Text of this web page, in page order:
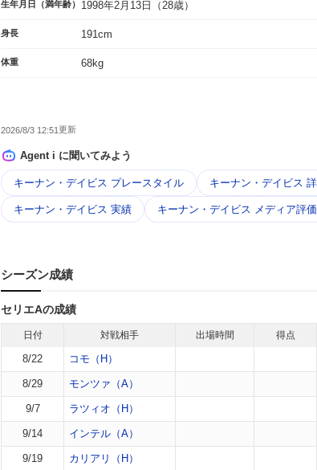
生年月日（満年齢） 1998年2月13日（28歳）
身長 191cm
体重 68kg
2026/8/3 12:51
Agent i に聞いてみよう
キーナン・デイビス プレースタイル キーナン・デイビス
キーナン・デイビス 実績 キーナン・デイビス メディア評価
シーズン成績
セリエAの成績
日付 対戦相手 出場時間 得点
8/22 コモ（H）
8/29 モンツァ（A）
9/7 ラツィオ（H）
9/14 インテル（A）
9/19 カリアリ（H）